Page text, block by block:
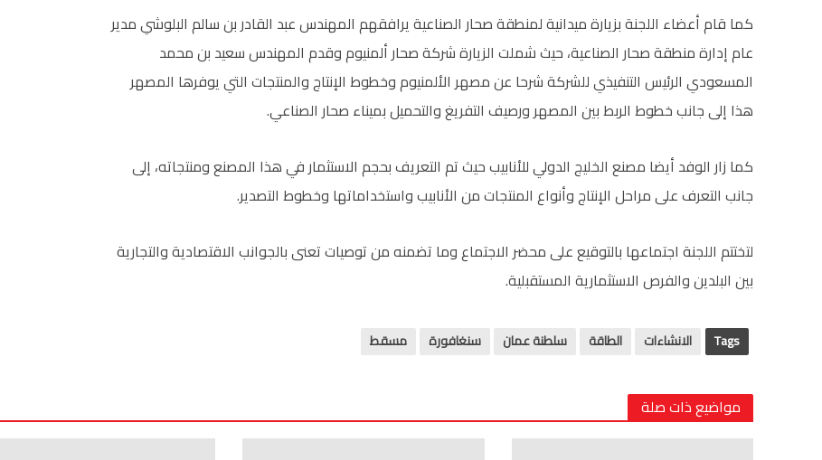
كما قام أعضاء اللجنة بزيارة ميدانية لمنطقة صحار الصناعية يرافقهم المهندس عبد القادر بن سالم البلوشي مدير
عام إدارة منطقة صحار الصناعية، حيث شملت الزيارة شركة صحار ألمنيوم وقدم المهندس سعيد بن محمد
المسعودي الرئيس التنفيذي للشركة شرحا عن مصهر الألمنيوم وخطوط الإنتاج والمنتجات التي يوفرها المصهر
هذا إلى جانب خطوط الربط بين المصهر ورصيف التفريغ والتحميل بميناء صحار الصناعي.
كما زار الوفد أيضا مصنع الخليج الدولي للأنابيب حيث تم التعريف بحجم الاستثمار في هذا المصنع ومنتجاته، إلى
جانب التعرف على مراحل الإنتاج وأنواع المنتجات من الأنابيب واستخداماتها وخطوط التصدير.
لتختتم اللجنة اجتماعها بالتوقيع على محضر الاجتماع وما تضمنه من توصيات تعنى بالجوانب الاقتصادية والتجارية
بين البلدين والفرص الاستثمارية المستقبلية.
Tags الانشاءات الطاقة سلطنة عمان سنغافورة مسقط
مواضيع ذات صلة